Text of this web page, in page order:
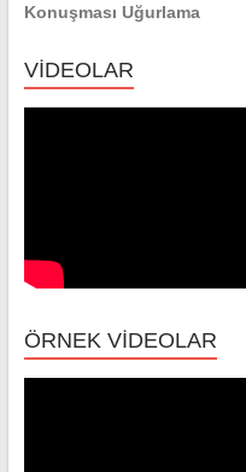
Konuşması Uğurlama
VİDEOLAR
ÖRNEK VİDEOLAR